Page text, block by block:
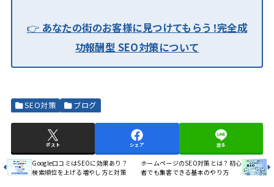
👉 あなたの街のお客様に見つけてもらう！完全成
功報酬型 SEO対策について
SEO対策 ブログ
ポスト シェア 送る
ホームページのSEO対策とは？初心
者でも集客できる基本のやり方
Google口コミはSEOに効果あり？
検索順位を上げる増やし方と対策